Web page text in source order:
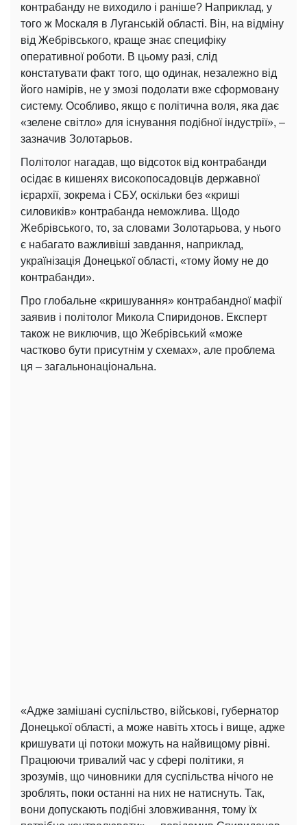
контрабанду не виходило і раніше? Наприклад, у
того ж Москаля в Луганській області. Він, на відміну
від Жебрівського, краще знає специфіку
оперативної роботи. В цьому разі, слід
констатувати факт того, що одинак, незалежно від
його намірів, не у змозі подолати вже сформовану
систему. Особливо, якщо є політична воля, яка дає
«зелене світло» для існування подібної індустрії», –
зазначив Золотарьов.
Політолог нагадав, що відсоток від контрабанди
осідає в кишенях високопосадовців державної
ієрархії, зокрема і СБУ, оскільки без «криші
силовиків» контрабанда неможлива. Щодо
Жебрівського, то, за словами Золотарьова, у нього
є набагато важливіші завдання, наприклад,
українізація Донецької області, «тому йому не до
контрабанди».
Про глобальне «кришування» контрабандної мафії
заявив і політолог Микола Спиридонов. Експерт
також не виключив, що Жебрівський «може
частково бути присутнім у схемах», але проблема
ця – загальнонаціональна.
«Адже замішані суспільство, військові, губернатор
Донецької області, а може навіть хтось і вище, адже
кришувати ці потоки можуть на найвищому рівні.
Працюючи тривалий час у сфері політики, я
зрозумів, що чиновники для суспільства нічого не
зроблять, поки останні на них не натиснуть. Так,
вони допускають подібні зловживання, тому їх